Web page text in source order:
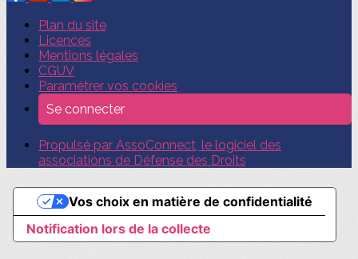
Plan du site
Licences
Mentions légales
CGUV
Paramétrer vos cookies
Se connecter
Propulsé par AssoConnect, le logiciel des
associations de Défense des Droits
Notification lors de la collecte
Vos choix en matière de confidentialité